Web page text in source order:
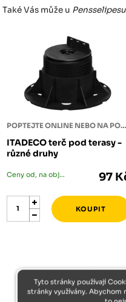
Také Vás může u
POPTEJTE ONLINE NEBO NA POBOČCE
ITADECO terč pod terasy -
různé druhy
Ceny od, na objednání 97
Tyto stránky používají
stránky využívány. Abychom